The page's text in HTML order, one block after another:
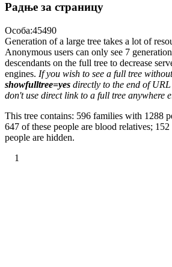
Радње за страницу
Особа:45490
Generation of a large tree takes a lot of
Anonymous users can only see 7
descendants on the full tree to decrease
engines. If you wish to see a full tree
showfulltree=yes directly to the end of URL
don't use direct link to a full tree anywhere
This tree contains: 596 families with 1288
647 of these people are blood relatives;
people are hidden.
1